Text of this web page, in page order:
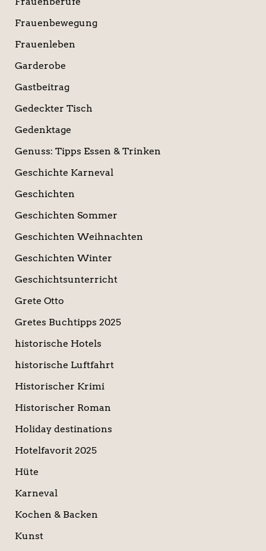
Frauenbewegung
Frauenleben
Garderobe
Gastbeitrag
Gedeckter Tisch
Gedenktage
Genuss: Tipps Essen & Trinken
Geschichte Karneval
Geschichten
Geschichten Sommer
Geschichten Weihnachten
Geschichten Winter
Geschichtsunterricht
Grete Otto
Gretes Buchtipps 2025
historische Hotels
historische Luftfahrt
Historischer Krimi
Historischer Roman
Holiday destinations
Hotelfavorit 2025
Hüte
Karneval
Kochen & Backen
Kunst